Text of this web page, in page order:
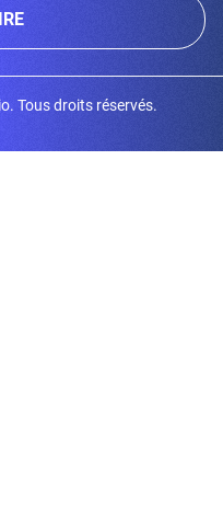
Tous droits réservés.